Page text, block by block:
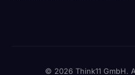
© 2026 Think11 GmbH.